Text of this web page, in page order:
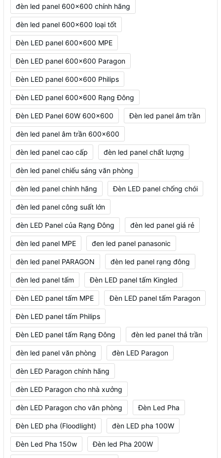
đèn led panel 600x600 chính hãng
đèn led panel 600x600 loại tốt
Đèn LED panel 600x600 MPE
Đèn LED panel 600x600 Paragon
Đèn LED panel 600x600 Philips
Đèn LED panel 600x600 Rạng Đông
Đèn LED Panel 60W 600x600 Đèn led panel âm trần
đèn led panel âm trần 600x600
đèn led panel cao cấp đèn led panel chất lượng
đèn led panel chiếu sáng văn phòng
đèn led panel chính hãng Đèn LED panel chống chói
đèn led panel công suất lớn
đèn LED Panel của Rạng Đông đèn led panel giá rẻ
đèn led panel MPE đen led panel panasonic
đèn led panel PARAGON đèn led panel rạng đông
đèn led panel tấm Đèn LED panel tấm Kingled
Đèn LED panel tấm MPE Đèn LED panel tấm Paragon
Đèn LED panel tấm Philips
Đèn LED panel tấm Rạng Đông đèn led panel thả trần
đèn led panel văn phòng đèn LED Paragon
đèn LED Paragon chính hãng
đèn LED Paragon cho nhà xưởng
đèn LED Paragon cho văn phòng Đèn Led Pha
Đèn LED pha (Floodlight) đèn LED pha 100W
Đèn Led Pha 150w Đèn led Pha 200W